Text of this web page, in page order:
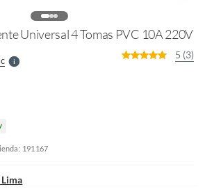
Universal 4 Tomas PVC 10A 220V
S
l
5 (3)
191167